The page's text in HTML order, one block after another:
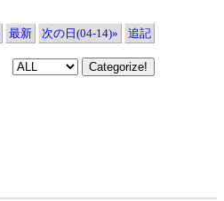
最新 次の日(04-14)» 追記